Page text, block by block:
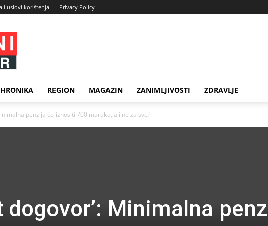
i uslovi korištenja Privacy Policy
REGION MAGAZIN ZANIMLJIVOSTI ZDRAVLJE
penzija će iznositi 700 maraka, ali ne za sve?
dogovor’: Minimalna